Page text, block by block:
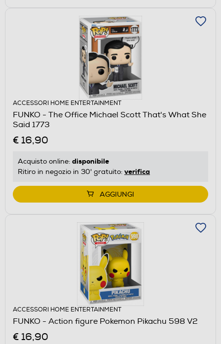
ACCESSORI HOME ENTERTAINMENT
FUNKO - The Office Michael Scott That's What She
Said 1773
€ 16,90
Acquisto online: disponibile
Ritiro in negozio in 30' gratuito: verifica
AGGIUNGI
ACCESSORI HOME ENTERTAINMENT
FUNKO - Action figure Pokemon Pikachu 598 V2
€ 16,90